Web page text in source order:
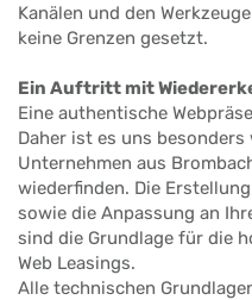
Kanälen und den
keine Grenzen gesetzt.
Ein Auftritt mit
Eine authentische
Daher ist es uns
Unternehmen aus
wiederfinden. Die
sowie die Anpassung an
sind die Grundlage für die
Web Leasings.
Alle technischen